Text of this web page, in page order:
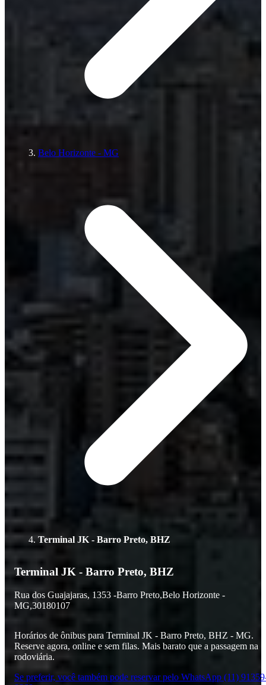
Belo Horizonte - MG
Terminal JK - Barro Preto, BHZ
Terminal JK - Barro Preto, BHZ
Rua dos Guajajaras, 1353 -Barro Preto,Belo Horizonte -
MG,30180107
Horários de ônibus para Terminal JK - Barro Preto, BHZ - MG.
Reserve agora, online e sem filas. Mais barato que a passagem na
rodoviária.
Se preferir, você também pode reservar pelo WhatsApp (11)